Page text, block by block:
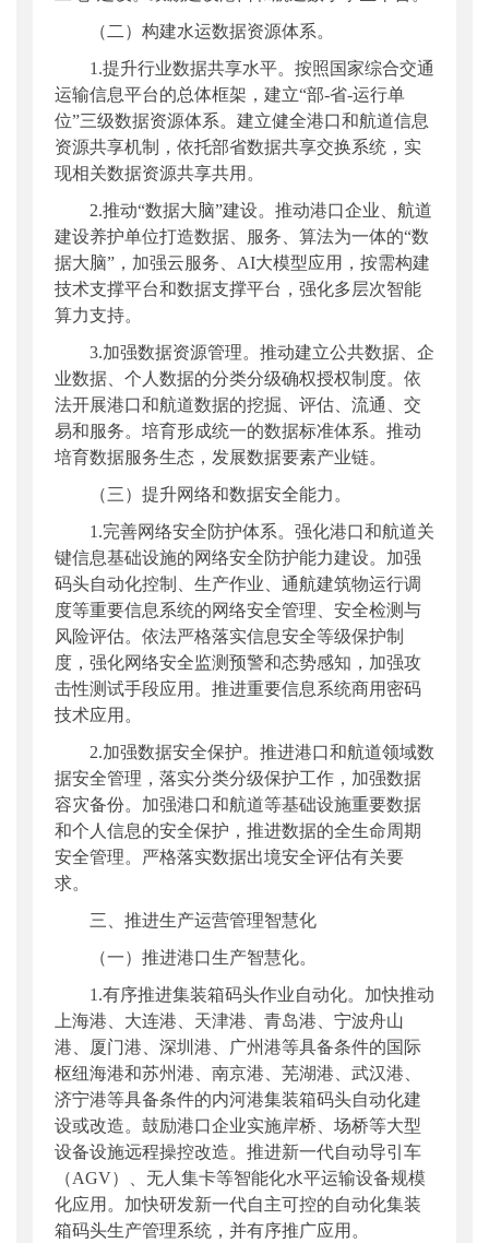
（二）构建水运数据资源体系。
1.提升行业数据共享水平。按照国家综合交通
运输信息平台的总体框架，建立“部-省-运行单
位”三级数据资源体系。建立健全港口和航道信息
资源共享机制，依托部省数据共享交换系统，实
现相关数据资源共享共用。
2.推动“数据大脑”建设。推动港口企业、航道
建设养护单位打造数据、服务、算法为一体的“数
据大脑”，加强云服务、AI大模型应用，按需构建
技术支撑平台和数据支撑平台，强化多层次智能
算力支持。
3.加强数据资源管理。推动建立公共数据、企
业数据、个人数据的分类分级确权授权制度。依
法开展港口和航道数据的挖掘、评估、流通、交
易和服务。培育形成统一的数据标准体系。推动
培育数据服务生态，发展数据要素产业链。
（三）提升网络和数据安全能力。
1.完善网络安全防护体系。强化港口和航道关
键信息基础设施的网络安全防护能力建设。加强
码头自动化控制、生产作业、通航建筑物运行调
度等重要信息系统的网络安全管理、安全检测与
风险评估。依法严格落实信息安全等级保护制
度，强化网络安全监测预警和态势感知，加强攻
击性测试手段应用。推进重要信息系统商用密码
技术应用。
2.加强数据安全保护。推进港口和航道领域数
据安全管理，落实分类分级保护工作，加强数据
容灾备份。加强港口和航道等基础设施重要数据
和个人信息的安全保护，推进数据的全生命周期
安全管理。严格落实数据出境安全评估有关要
求。
三、推进生产运营管理智慧化
（一）推进港口生产智慧化。
1.有序推进集装箱码头作业自动化。加快推动
上海港、大连港、天津港、青岛港、宁波舟山
港、厦门港、深圳港、广州港等具备条件的国际
枢纽海港和苏州港、南京港、芜湖港、武汉港、
济宁港等具备条件的内河港集装箱码头自动化建
设或改造。鼓励港口企业实施岸桥、场桥等大型
设备设施远程操控改造。推进新一代自动导引车
（AGV）、无人集卡等智能化水平运输设备规模
化应用。加快研发新一代自主可控的自动化集装
箱码头生产管理系统，并有序推广应用。